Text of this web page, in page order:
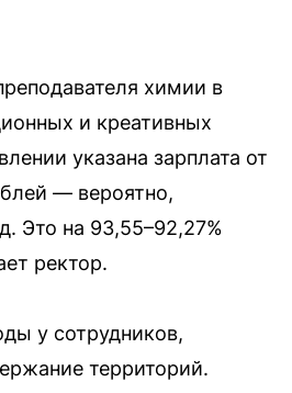
химии в
и креативных
указана зарплата от
— вероятно,
Это на 93,55–92,27%
ректор.
у сотрудников,
территорий.